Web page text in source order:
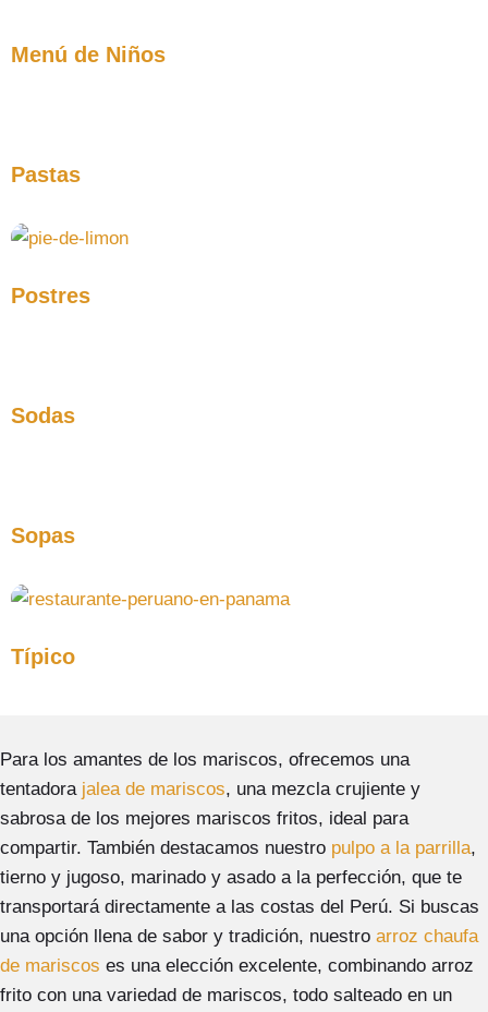
Menú de Niños
Pastas
Postres
Sodas
Sopas
Típico
Para los amantes de los mariscos, ofrecemos una
tentadora jalea de mariscos, una mezcla crujiente y
sabrosa de los mejores mariscos fritos, ideal para
compartir. También destacamos nuestro pulpo a la parrilla,
tierno y jugoso, marinado y asado a la perfección, que te
transportará directamente a las costas del Perú. Si buscas
una opción llena de sabor y tradición, nuestro arroz chaufa
de mariscos es una elección excelente, combinando arroz
frito con una variedad de mariscos, todo salteado en un